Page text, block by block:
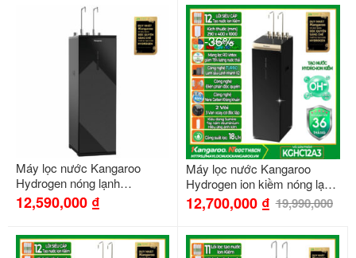
Máy lọc nước Kangaroo
Hydrogen nóng lạnh
KG11S28H3
12,590,000 ₫
-36%
Máy lọc nước Kangaroo
Hydrogen ion kiềm nóng lạnh
KGHC12A3
12,700,000 ₫ 19,990,000